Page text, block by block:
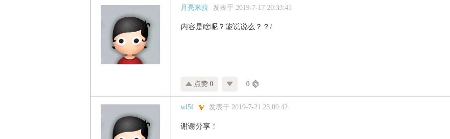
月亮米拉 发表于 2019-7-17 20:33:41
内容是啥呢？能说说么？？/
点赞 0 0
wl5f 发表于 2019-7-21 23:09:42
谢谢分享！